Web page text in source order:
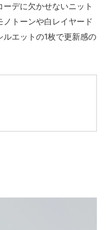
デに欠かせないニット
トーンや白レイヤード
エットの1枚で更新感の